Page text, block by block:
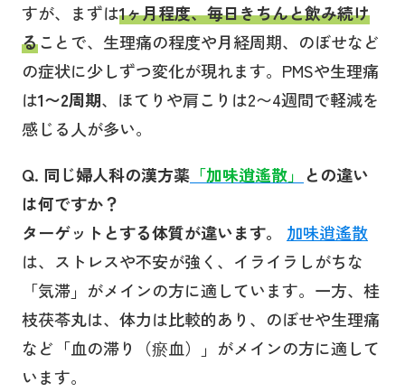
すが、まずは1ヶ月程度、毎日きちんと飲み続け
ることで、生理痛の程度や月経周期、のぼせなど
の症状に少しずつ変化が現れます。PMSや生理痛
は1〜2周期、ほてりや肩こりは2〜4週間で軽減を
感じる人が多い。
Q. 同じ婦人科の漢方薬 「加味逍遙散」 との違い
は何ですか？
ターゲットとする体質が違います。
加味逍遙散
は、ストレスや不安が強く、イライラしがちな
「気滞」がメインの方に適しています。一方、桂
枝茯苓丸は、体力は比較的あり、のぼせや生理痛
など「血の滞り（瘀血）」がメインの方に適して
います。